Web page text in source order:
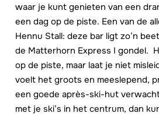
waar je kunt genieten van een
een dag op de piste. Een van de
Hennu Stall: deze bar ligt zo’n
de Matterhorn Express I gondel.
op de piste, maar laat je niet
voelt het groots en meeslepend,
een goede après-ski-hut
met je ski’s in het centrum, dan